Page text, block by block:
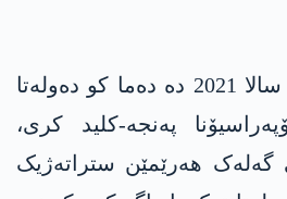
سالەک شوون دە، د سالا 2021 دە دەما کو دەولەتا
پەنجە-کلید کری،
گەلەک ھەرێمێن ستراتەژیک